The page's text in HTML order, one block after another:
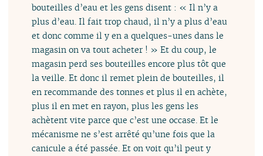
bouteilles d’eau et les gens disent : « Il n’y a
plus d’eau. Il fait trop chaud, il n’y a plus d’eau
et donc comme il y en a quelques-unes dans le
magasin on va tout acheter ! » Et du coup, le
magasin perd ses bouteilles encore plus tôt que
la veille. Et donc il remet plein de bouteilles, il
en recommande des tonnes et plus il en achète,
plus il en met en rayon, plus les gens les
achètent vite parce que c’est une occase. Et le
mécanisme ne s’est arrêté qu’une fois que la
canicule a été passée. Et on voit qu’il peut y